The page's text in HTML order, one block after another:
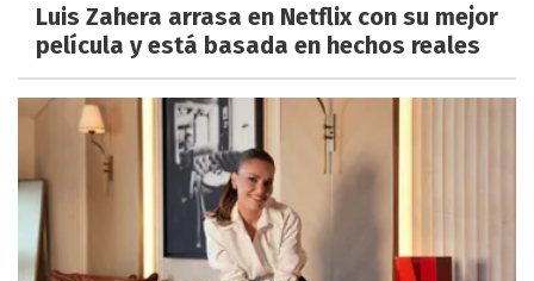
Luis Zahera arrasa en Netflix con su mejor
película y está basada en hechos reales